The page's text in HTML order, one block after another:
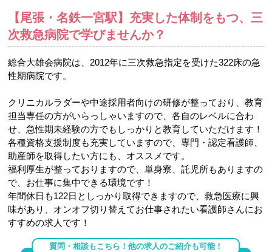
【尾張・名鉄一宮駅】充実した体制をもつ、三
次救急病院で学びませんか？
総合大雄会病院は、2012年に三次救急指定を受けた322床の急
性期病院です。
クリニカルラダーや中途採用者向けの研修が整っており、教育
担当専任の方がいらっしゃいますので、各自のレベルに合わ
せ、急性期未経験の方でもしっかりと教育していただけます！
各種資格支援制度も充実していますので、専門・認定看護師、
助産師を取得したい方にも、オススメです。
福利厚生が整っておりますので、単身寮、託児所もありますの
で、お仕事に集中できる環境です！
年間休日も122日としっかり取得できますので、救急医療に興
味があり、オンオフ切り替えてお仕事されたい看護師さんにお
すすめの求人です！
質問・相談もこちら！他の求人のご紹介も可能！